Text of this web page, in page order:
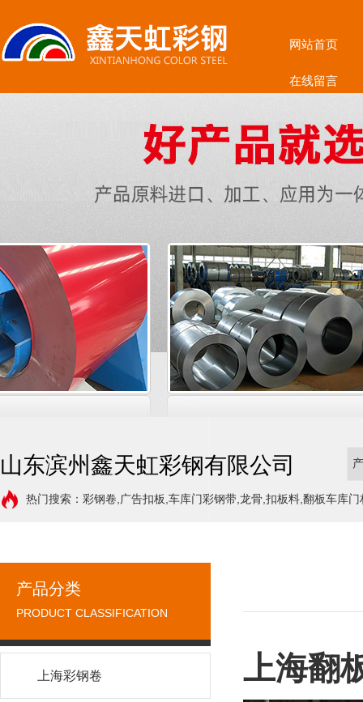
网站首页
在线留言
山东滨州鑫天虹彩钢有限公司
热门搜索：彩钢卷,广告扣板,车库门彩钢带,龙骨,扣板料,翻板车库
上海翻
产品分类
PRODUCT CLASSIFICATION
上海彩钢卷